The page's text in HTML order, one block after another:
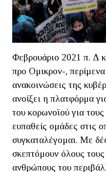
Φεβρουάριο 2021 π. Δ
προ Ομικρον-,
ανακοινώσεις της
ανοίξει η πλατφόρμα
του κορωνοϊού για
ευπαθείς ομάδες στις
συγκαταλέγομαι. Με
σκεπτόμουν όλους
ανθρώπους του